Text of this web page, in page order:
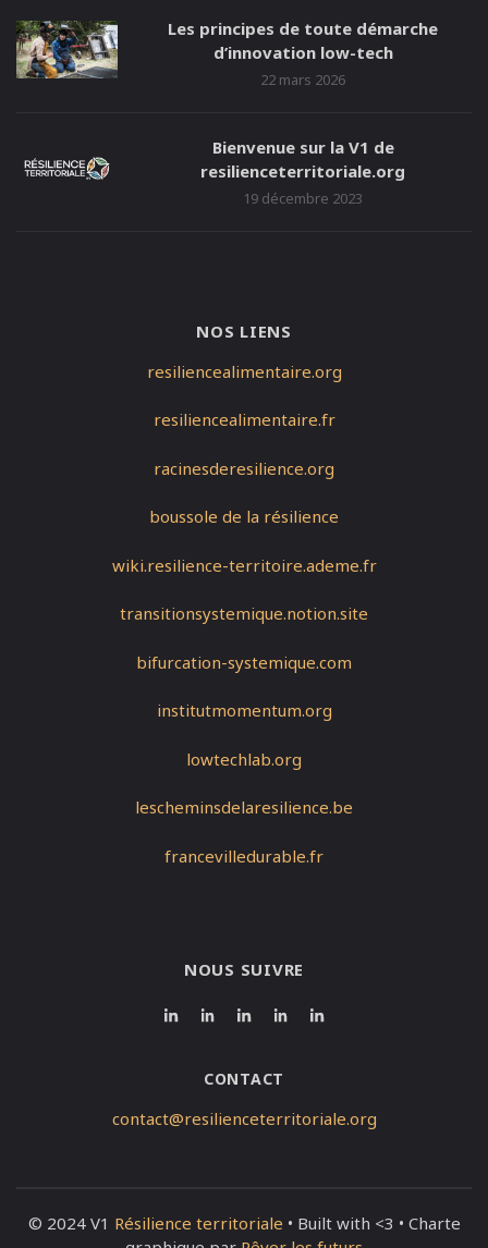
Les principes de toute démarche
d’innovation low-tech
22 mars 2026
Bienvenue sur la V1 de
resilienceterritoriale.org
19 décembre 2023
NOS LIENS
resiliencealimentaire.org
resiliencealimentaire.fr
racinesderesilience.org
boussole de la résilience
wiki.resilience-territoire.ademe.fr
transitionsystemique.notion.site
bifurcation-systemique.com
institutmomentum.org
lowtechlab.org
lescheminsdelaresilience.be
francevilledurable.fr
NOUS SUIVRE
CONTACT
contact@resilienceterritoriale.org
© 2024 V1 Résilience territoriale • Built with <3 • Charte